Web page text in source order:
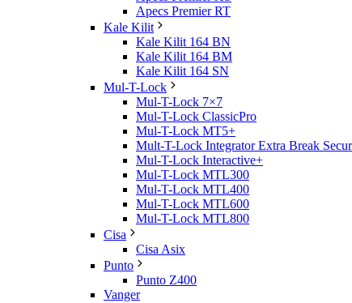
Apecs Premier RT
Kale Kilit
Kale Kilit 164 BN
Kale Kilit 164 BM
Kale Kilit 164 SN
Mul-T-Lock
Mul-T-Lock 7×7
Mul-T-Lock ClassicPro
Mul-T-Lock MT5+
Mult-T-Lock Integrator Extra Break
Mul-T-Lock Interactive+
Mul-T-Lock MTL300
Mul-T-Lock MTL400
Mul-T-Lock MTL600
Mul-T-Lock MTL800
Cisa
Cisa Asix
Punto
Punto Z400
Vanger